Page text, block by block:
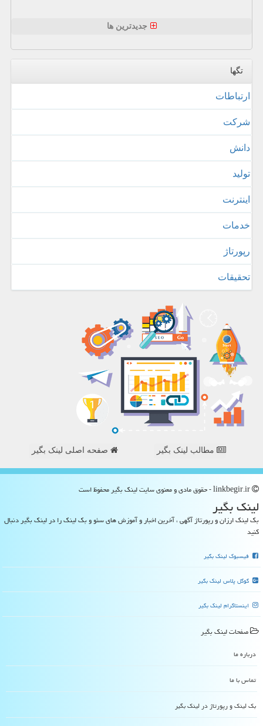
جدیدترین ها
تگها
ارتباطات
شركت
دانش
تولید
اینترنت
خدمات
رپورتاژ
تحقیقات
مطالب لینک بگیر صفحه اصلی لینک بگیر
لینك بگیر
بک لینک ارزان و رپورتاژ آگهی ، آخرین اخبار و آموزش های سئو و بک لینک را در لینک بگیر دنبال
کنید
فیسبوک لینک بگیر
گوگل پلاس لینک بگیر
اینستاگرام لینک بگیر
صفحات لینك بگیر
درباره ما
تماس با ما
بک لینک و رپورتاژ در لینك بگیر